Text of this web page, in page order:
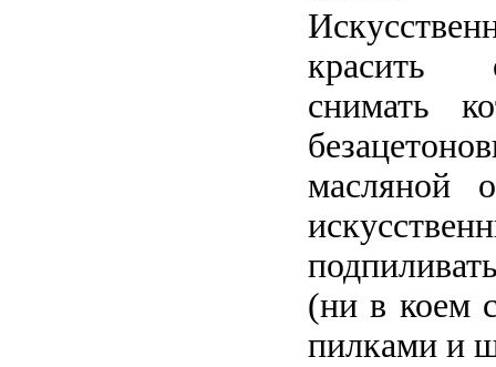
красить
снимать
масляной
(ни в коем
пилками и